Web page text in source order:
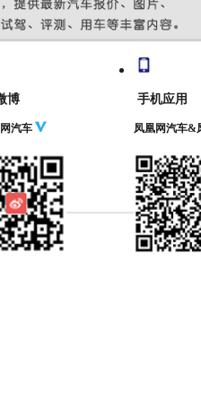
博
汽车
手机应用
凤凰网汽车&